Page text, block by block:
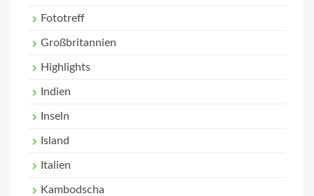
Fototreff
Großbritannien
Highlights
Indien
Inseln
Island
Italien
Kambodscha